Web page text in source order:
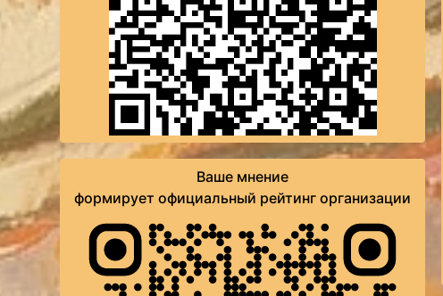
Ваше мнение
формирует официальный рейтинг организации